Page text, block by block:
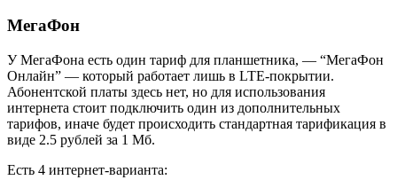
МегаФон
У МегаФона есть один тариф для планшетника, — “МегаФон
Онлайн” — который работает лишь в LTE-покрытии.
Абонентской платы здесь нет, но для использования
интернета стоит подключить один из дополнительных
тарифов, иначе будет происходить стандартная тарификация в
виде 2.5 рублей за 1 Мб.
Есть 4 интернет-варианта: